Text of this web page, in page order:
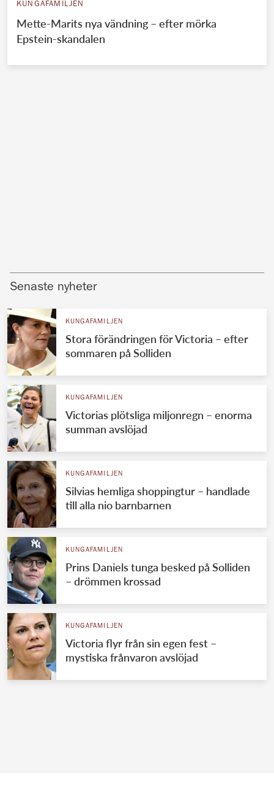
KUNGAFAMILJEN
Mette-Marits nya vändning – efter mörka
Epstein-skandalen
Senaste nyheter
KUNGAFAMILJEN
Stora förändringen för Victoria – efter
sommaren på Solliden
KUNGAFAMILJEN
Victorias plötsliga miljonregn – enorma
summan avslöjad
KUNGAFAMILJEN
Silvias hemliga shoppingtur – handlade
till alla nio barnbarnen
KUNGAFAMILJEN
Prins Daniels tunga besked på Solliden
– drömmen krossad
KUNGAFAMILJEN
Victoria flyr från sin egen fest –
mystiska frånvaron avslöjad